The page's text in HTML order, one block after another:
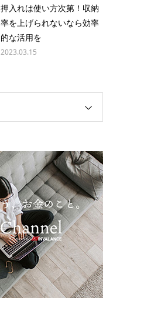
押入れは使い方次第！収納
率を上げられないなら効率
的な活用を
2023.03.15